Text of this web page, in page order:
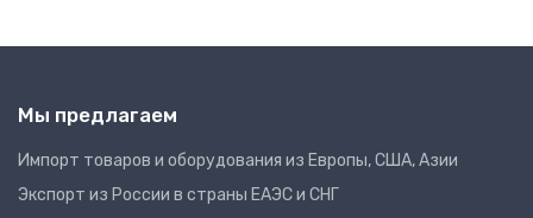
Мы предлагаем
Импорт товаров и оборудования из Европы, США, Азии
Экспорт из России в страны ЕАЭС и СНГ